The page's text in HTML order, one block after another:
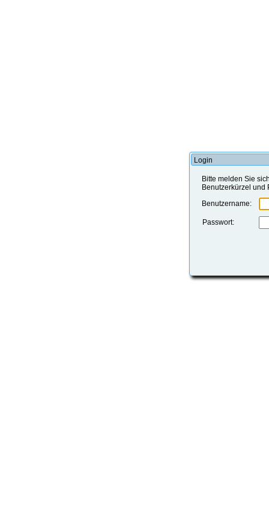
Login
Bitte melden Sie
Benutzerkürzel und
Benutzername:
Passwort: